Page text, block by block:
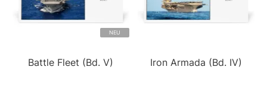
NEU
Battle Fleet (Bd. V) Iron Armada (Bd. IV)